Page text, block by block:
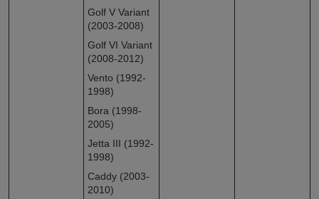
Golf V Variant
(2003-2008)
Golf VI Variant
(2008-2012)
Vento (1992-
1998)
Bora (1998-
2005)
Jetta III (1992-
1998)
Caddy (2003-
2010)